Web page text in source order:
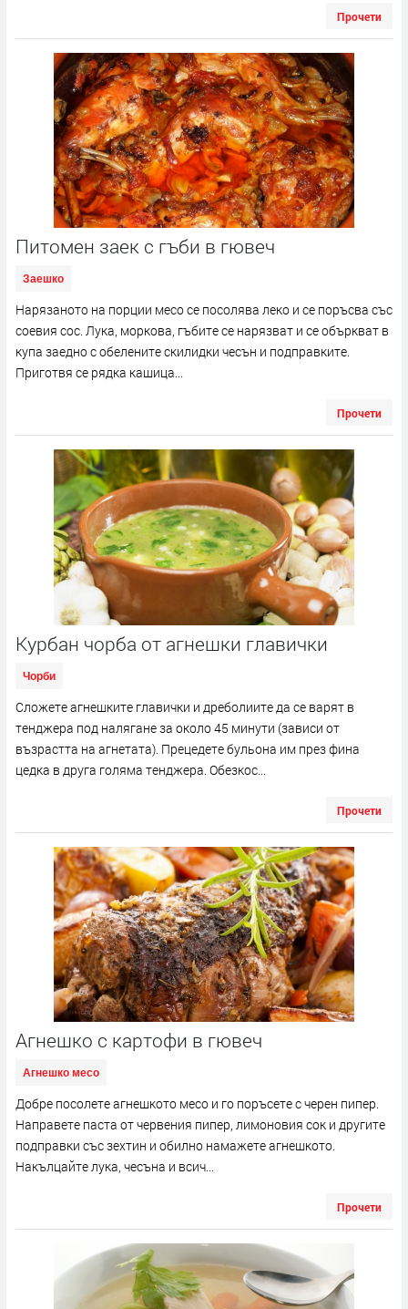
Прочети
Питомен заек с гъби в гювеч
Заешко
Нарязаното на порции месо се посолява леко и се поръсва със
соевия сос. Лука, моркова, гъбите се нарязват и се объркват в
купа заедно с обелените скилидки чесън и подправките.
Приготвя се рядка кашица...
Прочети
Курбан чорба от агнешки главички
Чорби
Сложете агнешките главички и дреболиите да се варят в
тенджера под налягане за около 45 минути (зависи от
възрастта на агнетата). Прецедете бульона им през фина
цедка в друга голяма тенджера. Обезкос...
Прочети
Агнешко с картофи в гювеч
Агнешко месо
Добре посолете агнешкото месо и го поръсете с черен пипер.
Направете паста от червения пипер, лимоновия сок и другите
подправки със зехтин и обилно намажете агнешкото.
Накълцайте лука, чесъна и всич...
Прочети